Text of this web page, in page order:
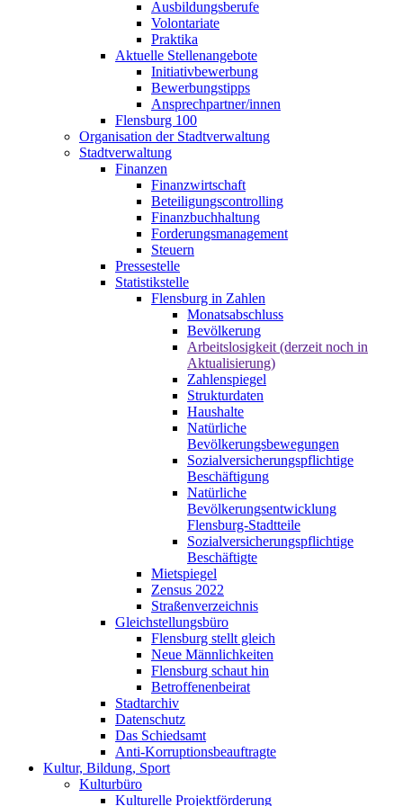
Ausbildungsberufe
Volontariate
Praktika
Aktuelle Stellenangebote
Initiativbewerbung
Bewerbungstipps
Ansprechpartner/innen
Flensburg 100
Organisation der Stadtverwaltung
Stadtverwaltung
Finanzen
Finanzwirtschaft
Beteiligungscontrolling
Finanzbuchhaltung
Forderungsmanagement
Steuern
Pressestelle
Statistikstelle
Flensburg in Zahlen
Monatsabschluss
Bevölkerung
Arbeitslosigkeit (derzeit noch in
Aktualisierung)
Zahlenspiegel
Strukturdaten
Haushalte
Natürliche
Bevölkerungsbewegungen
Sozialversicherungspflichtige
Beschäftigung
Natürliche
Bevölkerungsentwicklung
Flensburg-Stadtteile
Sozialversicherungspflichtige
Beschäftigte
Mietspiegel
Zensus 2022
Straßenverzeichnis
Gleichstellungsbüro
Flensburg stellt gleich
Neue Männlichkeiten
Flensburg schaut hin
Betroffenenbeirat
Stadtarchiv
Datenschutz
Das Schiedsamt
Anti-Korruptionsbeauftragte
Kultur, Bildung, Sport
Kulturbüro
Kulturelle Projektförderung